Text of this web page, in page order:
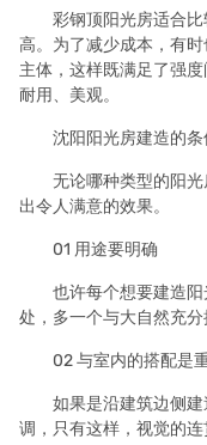
彩钢顶阳光房适合比
高。为了减少成本，有
主体，这样既满足了强
耐用、美观。
沈阳阳光房建造的条
无论哪种类型的阳光
出令人满意的效果。
01 用途要明确
也许每个想要建造阳
处，多一个与大自然充分
02 与室内的搭配是
如果是沿建筑边侧建
调，只有这样，视觉的